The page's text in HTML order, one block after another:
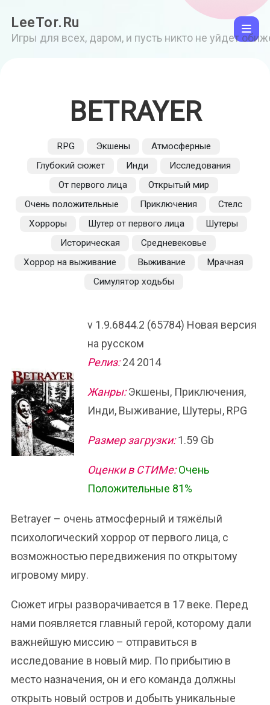
LeeTor.Ru
Игры для всех, даром, и пусть никто не уйдет
BETRAYER
RPG Экшены
Атмосферные
Глубокий сюжет
Инди
Исследования
От первого лица
Открытый мир
Очень положительные
Приключения
Стелс
Хорроры
Шутер от первого лица
Шутеры
Историческая
Средневековье
Хоррор на выживание
Выживание
Мрачная
Симулятор ходьбы
v 1.9.6844.2 (65784) Новая версия
на русском
Релиз:24 2014
Жанры:Экшены, Приключения,
Инди, Выживание, Шутеры, RPG
Размер загрузки:1.59 Gb
Оценки в СТИМе: Очень
Положительные 81%
Betrayer – очень атмосферный и тяжёлый
психологический хоррор от первого лица, с
возможностью передвижения по открытому
игровому миру.
Сюжет игры разворачивается в 17 веке. Перед
нами появляется главный герой, которому дали
важнейшую миссию – отправиться в
исследование в новый мир. По прибытию в
место назначения, он и его команда должны
открыть новый остров и добыть уникальные